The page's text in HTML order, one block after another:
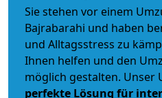
Sie stehen vor einem
Bajrabarahi und haben
und Alltagsstress zu
Ihnen helfen und den
möglich gestalten. Unser
perfekte Lösung für